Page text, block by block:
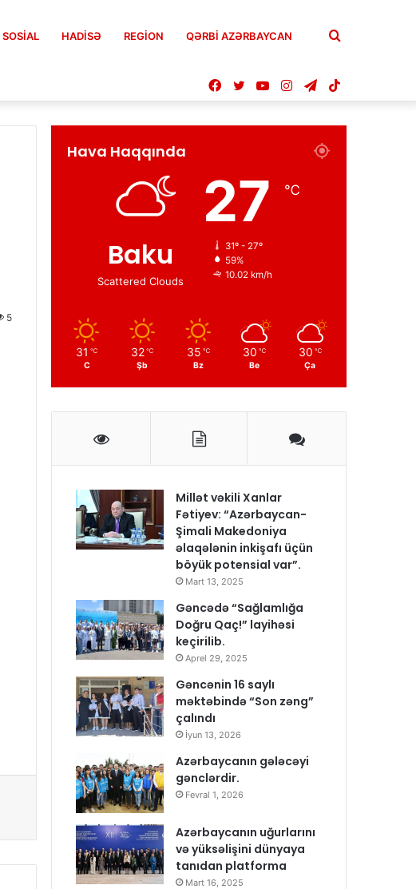
SOSIAL HADISƏ REGION QƏRBİ AZƏRBAYCAN Axtar
Telegram
Instagram
YouTube
Twitter
Facebook
5
Hava Haqqında
Baku
Scattered Clouds
27 ℃
31º - 27º
59%
10.02 km/h
31 ℃
C
32 ℃
Şb
35 ℃
Bz
30 ℃
Be
30 ℃
Ça
Millət vəkili Xanlar
Fətiyev: “Azərbaycan-
Şimali Makedoniya
əlaqələnin inkişafı üçün
böyük potensial var”.
Mart 13, 2025
Gəncədə “Sağlamlığa
Doğru Qaç!” layihəsi
keçirilib.
Aprel 29, 2025
Gəncənin 16 saylı
məktəbində “Son zəng”
çalındı
İyun 13, 2026
Azərbaycanın gələcəyi
gənclərdir.
Fevral 1, 2026
Azərbaycanın uğurlarını
və yüksəlişini dünyaya
tanıdan platforma
Mart 16, 2025